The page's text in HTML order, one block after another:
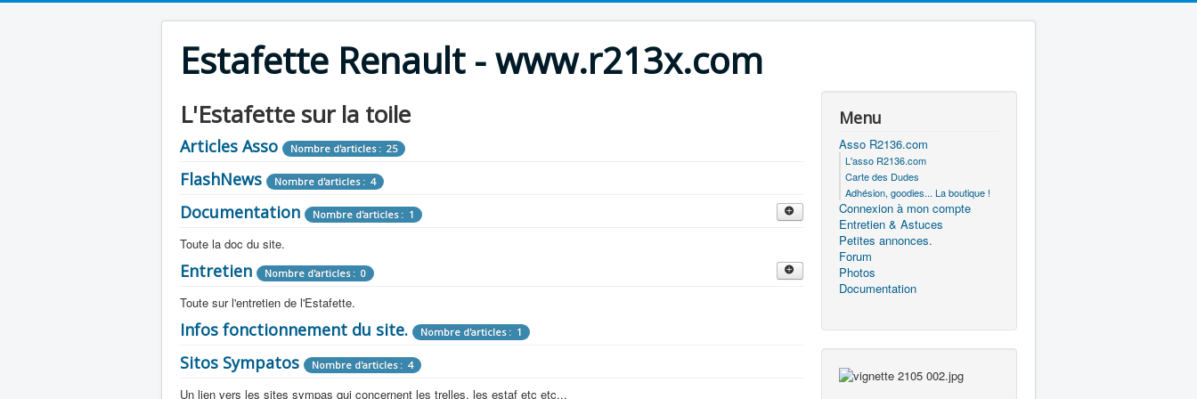
Estafette Renault - www.r213x.com
L'Estafette sur la toile
Articles Asso Nombre d'articles : 25
FlashNews Nombre d'articles : 4
Documentation Nombre d'articles : 1
Toute la doc du site.
Revue de Presse Nombre d'articles : 9
Tous les articles que l'on a vu sur l'estafette !
Camping Car Nombre d'articles : 3
Toute la doc sur les camping cars ou aménagements d'époque.
Documentation Nombre d'articles : 13
Entretien Nombre d'articles : 0
Toute sur l'entretien de l'Estafette.
Mécanique Nombre d'articles : 0
Moteur Nombre d'articles : 14
Electricité Nombre d'articles : 0
Infos fonctionnement du site. Nombre d'articles : 1
Sitos Sympatos Nombre d'articles : 4
Un lien vers les sites sympas qui concernent les trelles, les estaf etc etc...
Menu
Asso R2136.com
L'asso R2136.com
Carte des Dudes
Adhésion, goodies... La boutique !
Connexion à mon compte
Entretien & Astuces
Petites annonces.
Forum
Photos
Documentation